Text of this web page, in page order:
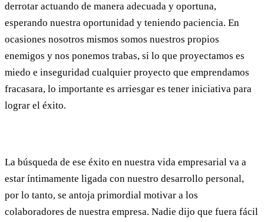
derrotar actuando de manera adecuada y oportuna,
esperando nuestra oportunidad y teniendo paciencia. En
ocasiones nosotros mismos somos nuestros propios
enemigos y nos ponemos trabas, si lo que proyectamos es
miedo e inseguridad cualquier proyecto que emprendamos
fracasara, lo importante es arriesgar es tener iniciativa para
lograr el éxito.
La búsqueda de ese éxito en nuestra vida empresarial va a
estar íntimamente ligada con nuestro desarrollo personal,
por lo tanto, se antoja primordial motivar a los
colaboradores de nuestra empresa. Nadie dijo que fuera fácil